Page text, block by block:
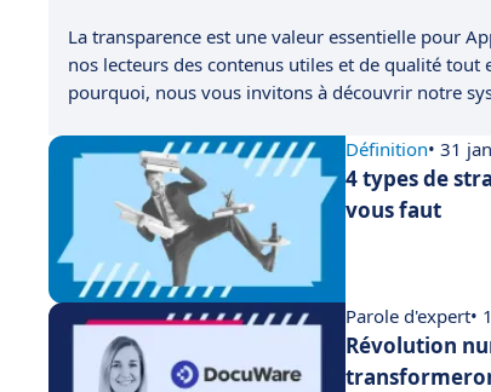
La transparence est une valeur essentielle pour
nos lecteurs des contenus utiles et de qualité
pourquoi, nous vous invitons à découvrir notre
Définition• 31
4 types de
vous faut
Parole d'expert•
Révolution